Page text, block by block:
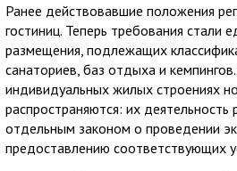
Ранее действовавшие положения
гостиниц. Теперь требования стали
размещения, подлежащих
санаториев, баз отдыха и
индивидуальных жилых строениях
распространяются: их деятельность
отдельным законом о проведении
предоставлению соответствующих